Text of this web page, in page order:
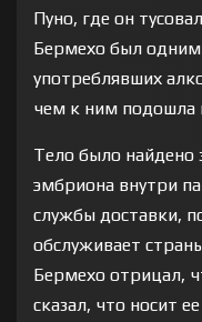
Пуно, где он
Бермехо был
употреблявших
чем к ним подошла
Тело было найдено
эмбриона внутри
службы доставки,
обслуживает
Бермехо отрицал,
сказал, что носит